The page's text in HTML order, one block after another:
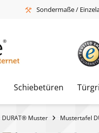
Sondermaße /
Schiebetüren
DURAT® Muster Mustertafel